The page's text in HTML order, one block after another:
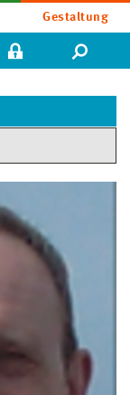
Gestaltung